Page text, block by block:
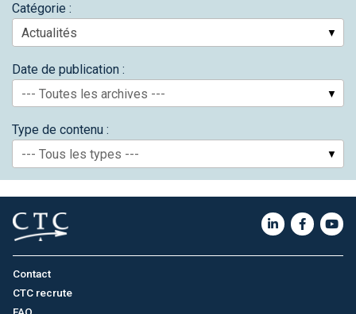
Catégorie :
Date de publication :
--- Toutes les archives ---
Type de contenu :
--- Tous les types ---
Contact
CTC recrute